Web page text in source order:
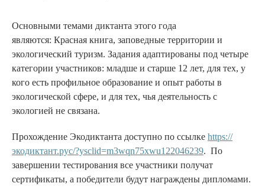
Основными темами диктанта этого года
являются: Красная книга, заповедные территории и
экологический туризм. Задания адаптированы под четыре
категории участников: младше и старше 12 лет, для тех, у
кого есть профильное образование и опыт работы в
экологической сфере, и для тех, чья деятельность с
экологией не связана.
Прохождение Экодиктанта доступно по ссылке https://
экодиктант.рус/?ysclid=m3wqn75xwu122046239. По
завершении тестирования все участники получат
сертификаты, а победители будут награждены дипломами.